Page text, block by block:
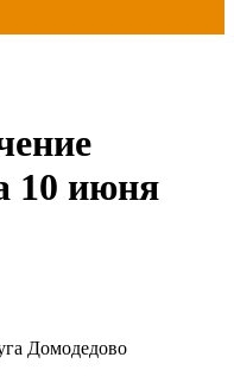
10 июня
Домодедово